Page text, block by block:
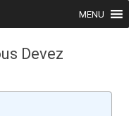
MENU
Devez